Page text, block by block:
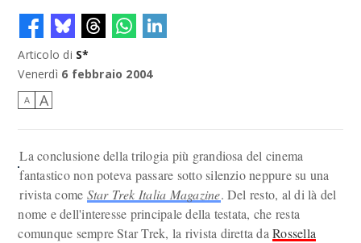
Articolo di S*
Venerdì 6 febbraio 2004
A A
La conclusione della trilogia più grandiosa del cinema
fantastico non poteva passare sotto silenzio neppure su una
rivista come Star Trek Italia Magazine. Del resto, al di là del
nome e dell'interesse principale della testata, che resta
comunque sempre Star Trek, la rivista diretta daRossella